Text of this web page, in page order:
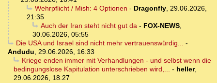
Wehrpflicht / Mish: 4 Optionen - Dragonfly, 29.06.2026,
21:35
Auch der Iran steht nicht gut da- FOX-NEWS,
30.06.2026, 05:55
Die USA und Israel sind nicht mehr vertrauenswürdig... -
Andudu, 29.06.2026, 16:33
Kriege enden immer mit Verhandlungen - und selbst wenn die
bedingungslose Kapitulation unterschrieben wird,... - heller,
29.06.2026, 18:27